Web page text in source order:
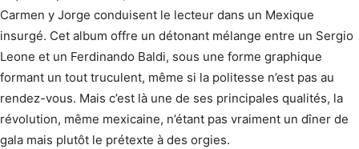
Carmen y Jorge conduisent le lecteur dans un Mexique
insurgé. Cet album offre un détonant mélange entre un Sergio
Leone et un Ferdinando Baldi, sous une forme graphique
formant un tout truculent, même si la politesse n’est pas au
rendez-vous. Mais c’est là une de ses principales qualités, la
révolution, même mexicaine, n’étant pas vraiment un dîner de
gala mais plutôt le prétexte à des orgies.